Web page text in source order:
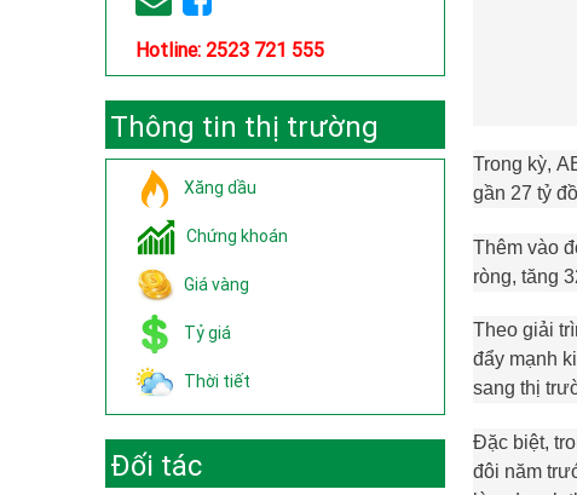
Hotline: 2523 721 555
Thông tin thị trường
Xăng dầu
Chứng khoán
Giá vàng
Tỷ giá
Thời tiết
Đối tác
Trong kỳ,
gần 27 tỷ
Thêm vào
ròng, tăng
Theo giải
đẩy mạnh
sang thị
Đặc biệt,
đôi năm